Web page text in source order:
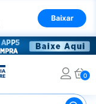
Baixar
0